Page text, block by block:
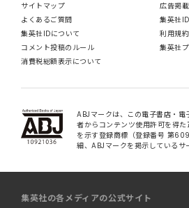
サイトマップ
広告掲
よくあるご質問
集英社
集英社IDについて
利用規
コメント投稿のルール
集英社
消費税総額表示について
ABJマークは、この電子書店・
者からコンテンツ使用許可を得
を示す登録商標（登録番号 第
細、ABJマークを掲示しているサ
集英社の各メディアの公式サイト